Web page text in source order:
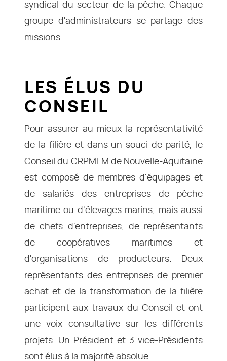
syndical du secteur de la pêche. Chaque
groupe d'administrateurs se partage des
missions.
LES ÉLUS DU
CONSEIL
Pour assurer au mieux la représentativité
de la filière et dans un souci de parité, le
Conseil du CRPMEM de Nouvelle-Aquitaine
est composé de membres d'équipages et
de salariés des entreprises de pêche
maritime ou d'élevages marins, mais aussi
de chefs d'entreprises, de représentants
de coopératives maritimes et
d'organisations de producteurs. Deux
représentants des entreprises de premier
achat et de la transformation de la filière
participent aux travaux du Conseil et ont
une voix consultative sur les différents
projets. Un Président et 3 vice-Présidents
sont élus à la majorité absolue.